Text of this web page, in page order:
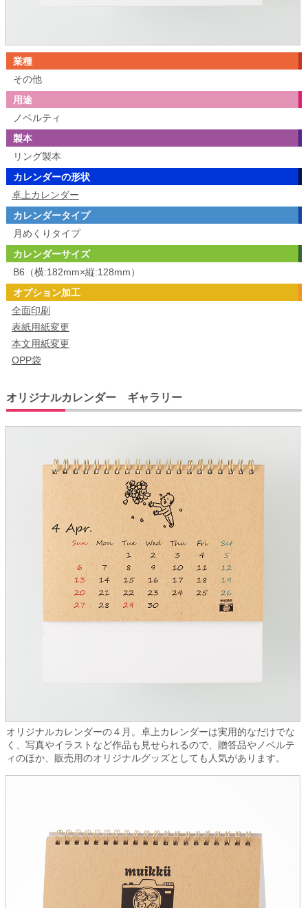
業種
その他
用途
ノベルティ
製本
リング製本
カレンダーの形状
卓上カレンダー
カレンダータイプ
月めくりタイプ
カレンダーサイズ
B6（横:182mm×縦:128mm）
オプション加工
全面印刷
表紙用紙変更
本文用紙変更
OPP袋
オリジナルカレンダー ギャラリー
オリジナルカレンダーの４月。卓上カレンダーは実用的なだけでな
く、写真やイラストなど作品も見せられるので、贈答品やノベルテ
ィのほか、販売用のオリジナルグッズとしても人気があります。